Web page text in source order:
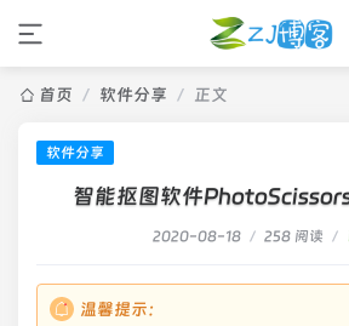
首页 / 软件分享 / 正文
软件分享
智能抠图软件
2020-08-18 / 258 阅读 /
温馨提示：